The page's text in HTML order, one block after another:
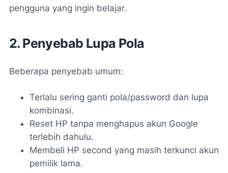
pengguna yang ingin belajar.
2. Penyebab Lupa Pola
Beberapa penyebab umum:
Terlalu sering ganti pola/password dan lupa
kombinasi.
Reset HP tanpa menghapus akun Google
terlebih dahulu.
Membeli HP second yang masih terkunci akun
pemilik lama.